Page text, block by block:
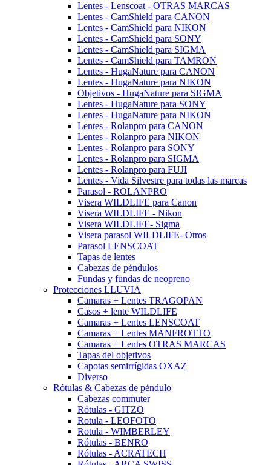
Lentes - Lenscoat - OTRAS MARCAS
Lentes - CamShield para CANON
Lentes - CamShield para NIKON
Lentes - CamShield para SONY
Lentes - CamShield para SIGMA
Lentes - CamShield para TAMRON
Lentes - HugaNature para CANON
Lentes - HugaNature para NIKON
Objetivos - HugaNature para SIGMA
Lentes - HugaNature para SONY
Lentes - HugaNature para NIKON
Lentes - Rolanpro para CANON
Lentes - Rolanpro para NIKON
Lentes - Rolanpro para SONY
Lentes - Rolanpro para SIGMA
Lentes - Rolanpro para FUJI
Lentes - Vida Silvestre para todas las marcas
Parasol - ROLANPRO
Visera WILDLIFE para Canon
Visera WILDLIFE - Nikon
Visera WILDLIFE- Sigma
Visera parasol WILDLIFE- Otros
Parasol LENSCOAT
Tapas de lentes
Cabezas de péndulos
Fundas y fundas de neopreno
Protecciones LLUVIA
Camaras + Lentes TRAGOPAN
Casos + lente WILDLIFE
Camaras + Lentes LENSCOAT
Camaras + Lentes MANFROTTO
Camaras + Lentes OTRAS MARCAS
Tapas del objetivos
Capotas semirrígidas OXAZ
Diverso
Rótulas & Cabezas de péndulo
Cabezas commuter
Rótulas - GITZO
Rotula - LEOFOTO
Rotula - WIMBERLEY
Rótulas - BENRO
Rótulas - ACRATECH